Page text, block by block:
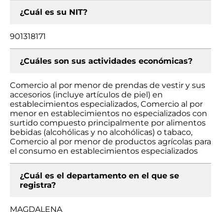
¿Cuál es su NIT?
901318171
¿Cuáles son sus actividades económicas?
Comercio al por menor de prendas de vestir y sus
accesorios (incluye artículos de piel) en
establecimientos especializados, Comercio al por
menor en establecimientos no especializados con
surtido compuesto principalmente por alimentos
bebidas (alcohólicas y no alcohólicas) o tabaco,
Comercio al por menor de productos agrícolas para
el consumo en establecimientos especializados
¿Cuál es el departamento en el que se
registra?
MAGDALENA